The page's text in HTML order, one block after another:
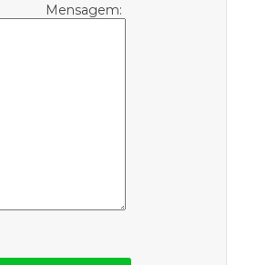
Mensagem: